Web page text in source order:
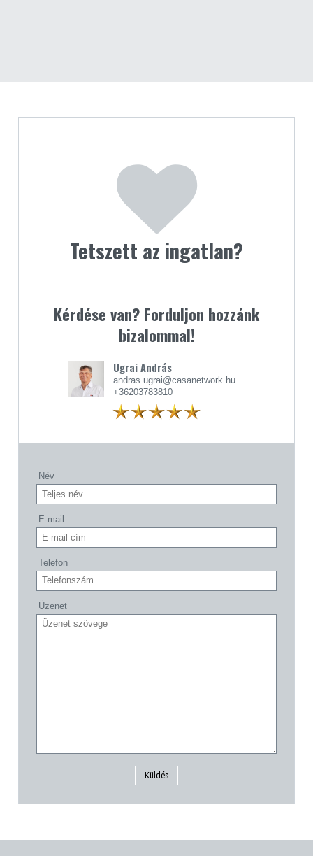
Tetszett az ingatlan?
Kérdése van? Forduljon hozzánk
bizalommal!
Ugrai András
andras.ugrai@casanetwork.hu
+36203783810
Név
E-mail
Telefon
Üzenet
Küldés